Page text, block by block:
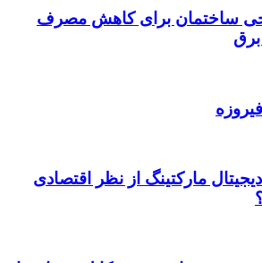
ساختمان برای کاهش مصرف
برق
دیجیتال مارکتینگ از نظر اقتصادی